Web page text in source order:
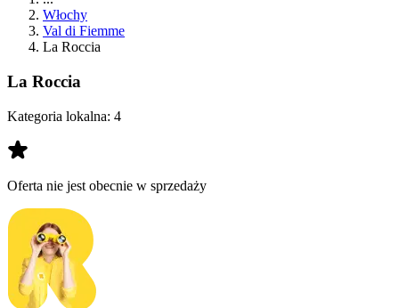
Włochy
Val di Fiemme
La Roccia
La Roccia
Kategoria lokalna: 4
Oferta nie jest obecnie w sprzedaży